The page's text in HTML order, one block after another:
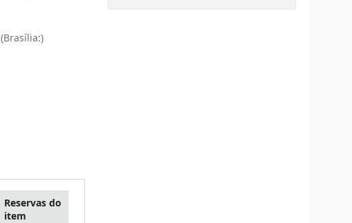
(Brasília:)
Reservas do
item